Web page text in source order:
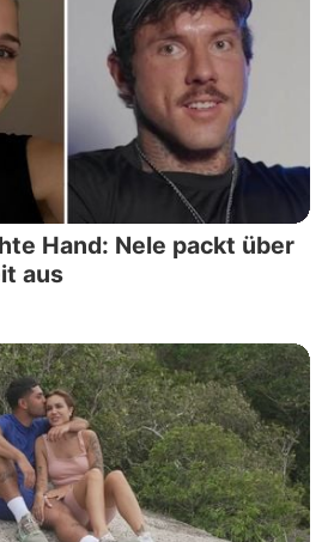
Hand: Nele packt über
aus